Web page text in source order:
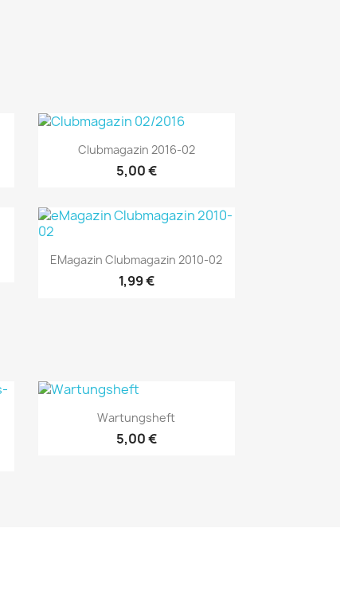
Vorschau
Clubmagazin 2016-02
5,00 €
Vorschau
EMagazin Clubmagazin 2010-02
1,99 €
Vorschau
Wartungsheft
5,00 €